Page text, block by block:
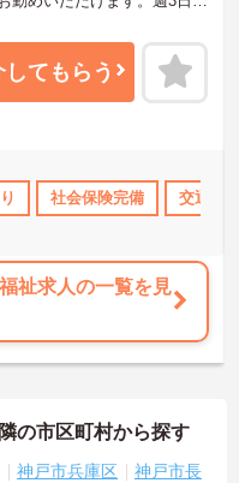
介護休暇取得実績あり 交通
、さらに詳細をお話しい
てもらう
社会保険完備 交通費
祉求人の一覧を見
の市区町村から探す
神戸市兵庫区
神戸市長